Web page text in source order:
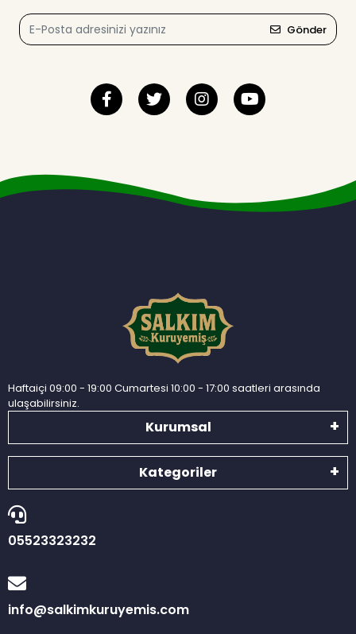
Gönder
Haftaiçi 09:00 - 19:00 Cumartesi 10:00 - 17:00 saatleri arasında
ulaşabilirsiniz.
Kurumsal
Kategoriler
05523323232
info@salkimkuruyemis.com